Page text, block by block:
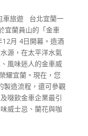
車旅遊 台北宜蘭一
宜蘭員山的「金車
月 4日開幕。造酒
源，在太平洋水氣
風味迷人的金車威
耀宜蘭。現在，您
製造流程，還可參觀
啜飲金車企業最引
威士忌、蘭花與咖